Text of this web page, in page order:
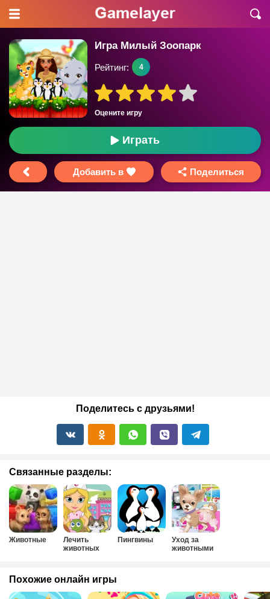
Игра Милый Зоопарк
Оцените игру
Рейтинг: 4
Играть
Добавить в Поделиться
Поделитесь с друзьями!
Связанные разделы:
Животные
Лечить
животных
Пингвины
Уход за
животными
Похожие онлайн игры